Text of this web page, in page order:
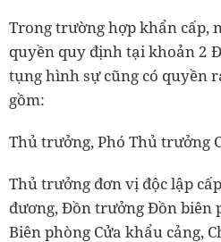
Trong trường hợp khẩn cấp,
quyền quy định tại khoản 2
tụng hình sự cũng có quyền
gồm:
Thủ trưởng, Phó Thủ trưởng
Thủ trưởng đơn vị độc lập
đương, Đồn trưởng Đồn biên
Biên phòng Cửa khẩu cảng,